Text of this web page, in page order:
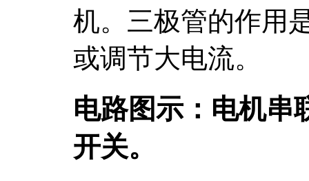
机。三极管的作用
或调节大电流。
电路图示：电机串
开关。